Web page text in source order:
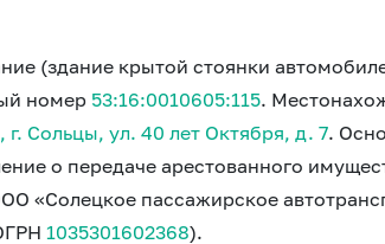
(здание крытой стоянки
номер 53:16:0010605:115.
Сольцы, ул. 40 лет Октября, д. 7.
о передаче арестованного
«Солецкое пассажирское
1035301602368).